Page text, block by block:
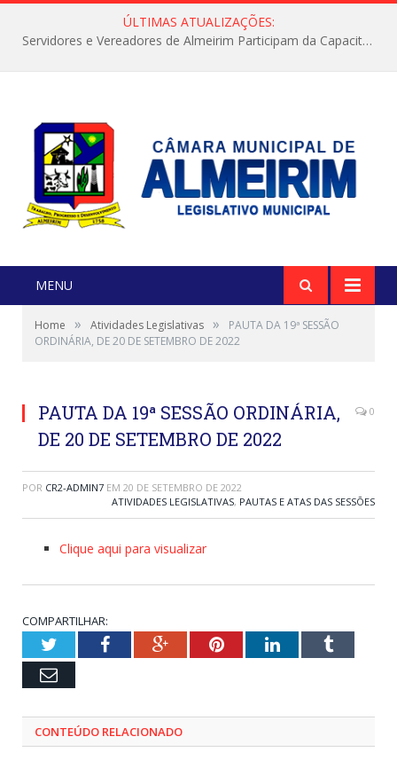
ÚLTIMAS ATUALIZAÇÕES:
Servidores e Vereadores de Almeirim Participam da Capacitação “Orientar é a Nossa Missão”
MENU
Home » Atividades Legislativas »
PAUTA DA 19ª SESSÃO
ORDINÁRIA, DE 20 DE SETEMBRO DE 2022
PAUTA DA 19ª SESSÃO ORDINÁRIA,
DE 20 DE SETEMBRO DE 2022
0
POR CR2-ADMIN7 EM 20 DE SETEMBRO DE 2022
ATIVIDADES LEGISLATIVAS, PAUTAS E ATAS DAS SESSÕES
Clique aqui para visualizar
COMPARTILHAR:
TwitterFacebookGoogle+PinterestLinkedInTumblr
Email
CONTEÚDO RELACIONADO